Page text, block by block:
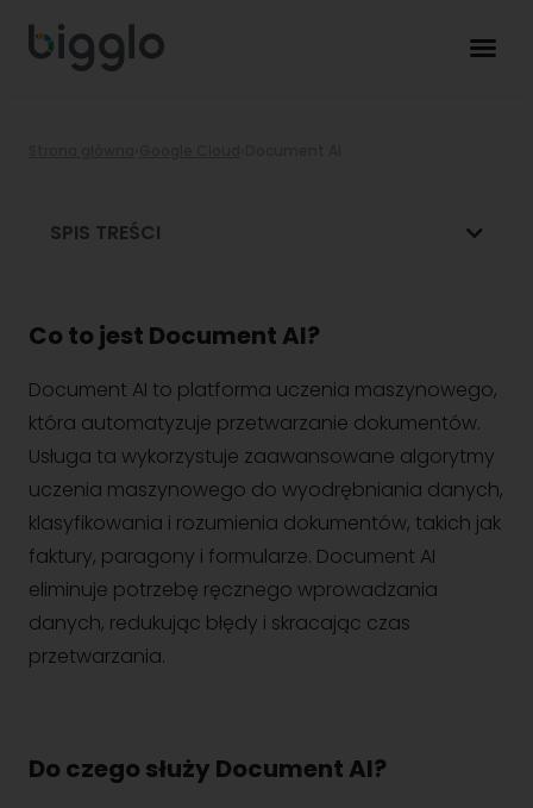
SPIS TREŚCI
Co to jest Document AI?
Document AI to platforma uczenia maszynowego,
która automatyzuje przetwarzanie dokumentów.
Usługa ta wykorzystuje zaawansowane algorytmy
uczenia maszynowego do wyodrębniania danych,
klasyfikowania i rozumienia dokumentów, takich jak
faktury, paragony i formularze. Document AI
eliminuje potrzebę ręcznego wprowadzania
danych, redukując błędy i skracając czas
przetwarzania.
Do czego służy Document AI?